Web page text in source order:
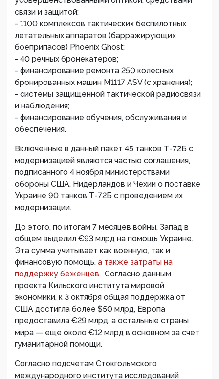
связи и защитой;
- 1100 комплексов тактических беспилотных
летательных аппаратов (барражирующих
боеприпасов) Phoenix Ghost;
- 40 речных бронекатеров;
- финансирование ремонта 250 колесных
бронированных машин M1117 ASV (с хранения);
- системы защищенной тактической радиосвязи
и наблюдения;
- финансирование обучения, обслуживания и
обеспечения.
Включенные в данный пакет 45 танков Т-72Б с
модернизацией являются частью соглашения,
подписанного 4 ноября министерствами
обороны США, Нидерландов и Чехии о поставке
Украине 90 танков Т-72Б с проведением их
модернизации.
До этого, по итогам 7 месяцев войны, Запад в
общем выделил €93 млрд на помощь Украине.
Эта сумма учитывает как военную, так и
финансовую помощь, а также затраты на
поддержку беженцев. Согласно данным
проекта Кильского института мировой
экономики, к 3 октября общая поддержка от
США достигла более $50 млрд, Европа
предоставила €29 млрд, а остальные страны
мира — еще около €12 млрд в основном за счет
гуманитарной помощи.
Согласно подсчетам Стокгольмского
международного института исследований